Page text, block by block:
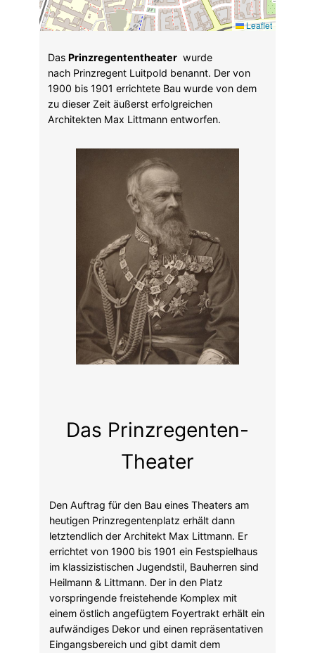
Leaflet
Das Prinzregententheater wurde
nach Prinzregent Luitpold benannt. Der von
1900 bis 1901 errichtete Bau wurde von dem
zu dieser Zeit äußerst erfolgreichen
Architekten Max Littmann entworfen.
Das Prinzregenten-
Theater
Den Auftrag für den Bau eines Theaters am
heutigen Prinzregentenplatz erhält dann
letztendlich der Architekt Max Littmann. Er
errichtet von 1900 bis 1901 ein Festspielhaus
im klassizistischen Jugendstil, Bauherren sind
Heilmann & Littmann. Der in den Platz
vorspringende freistehende Komplex mit
einem östlich angefügtem Foyertrakt erhält ein
aufwändiges Dekor und einen repräsentativen
Eingangsbereich und gibt damit dem